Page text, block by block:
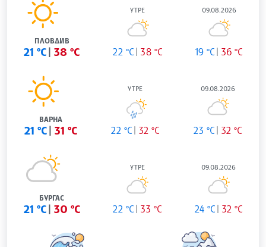
ПЛОВДИВ
21 °C 38 °C
УТРЕ
22 °C 38 °C
09.08.2026
19 °C 36 °C
ВАРНА
21 °C 31 °C
УТРЕ
22 °C 32 °C
09.08.2026
23 °C 32 °C
БУРГАС
21 °C 30 °C
УТРЕ
22 °C 33 °C
09.08.2026
24 °C 32 °C